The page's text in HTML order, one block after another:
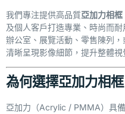
我們專注提供高品質亞加力相
及個人客戶打造專業、時尚而
辦公室、展覽活動、零售陳列
清晰呈現影像細節，提升整體視
為何選擇亞加力相
亞加力（Acrylic / PMMA）具